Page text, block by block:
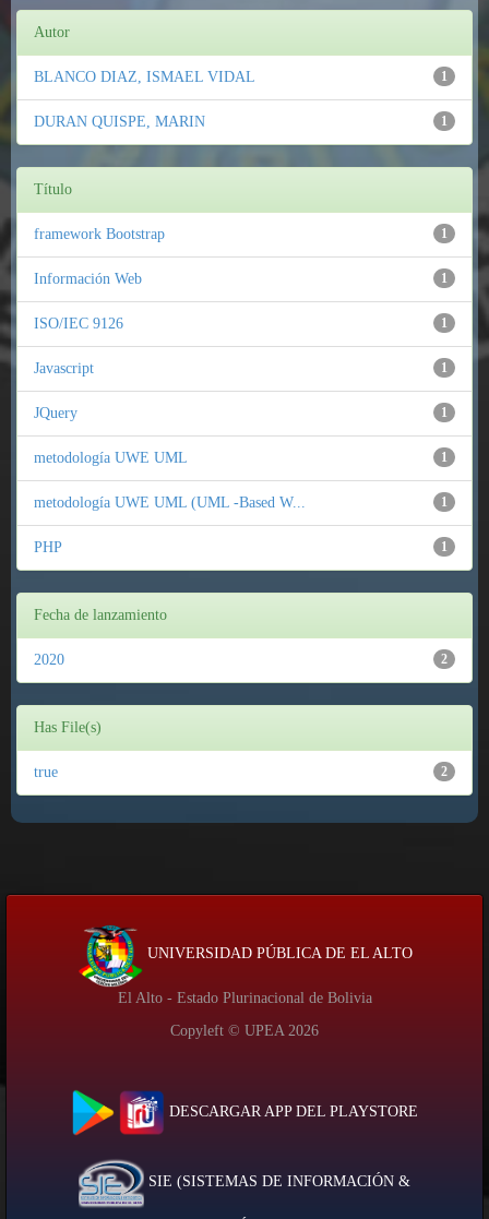
Autor
1
BLANCO DIAZ, ISMAEL VIDAL
1
DURAN QUISPE, MARIN
Título
1
framework Bootstrap
1
Información Web
1
ISO/IEC 9126
1
Javascript
1
JQuery
1
metodología UWE UML
1
metodología UWE UML (UML -Based W...
1
PHP
Fecha de lanzamiento
2
2020
Has File(s)
2
true
UNIVERSIDAD PÚBLICA DE EL ALTO
El Alto - Estado Plurinacional de Bolivia
Copyleft © UPEA 2026
DESCARGAR APP DEL PLAYSTORE
SIE (SISTEMAS DE INFORMACIÓN &